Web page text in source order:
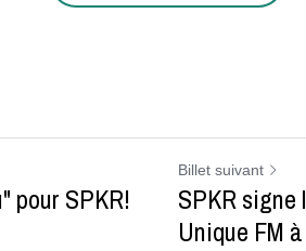
pour SPKR!
Billet suivant
SPKR signe
Unique FM